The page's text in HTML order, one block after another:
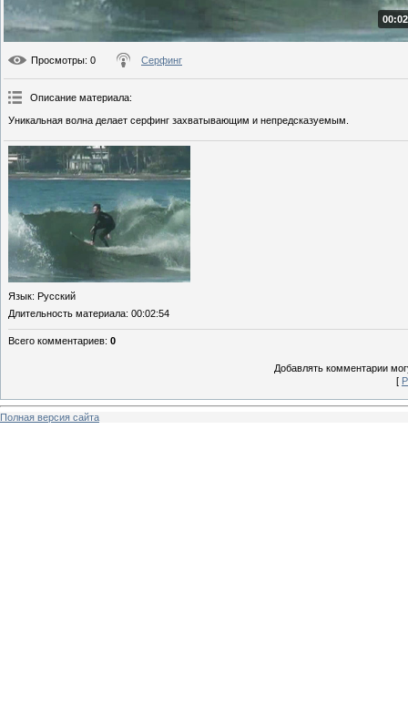
Просмотры: 0 Серфинг
Описание материала:
Уникальная волна делает серфинг захватывающим и непредсказуемым.
Язык: Русский
Длительность материала: 00:02:54
Всего комментариев: 0
Добавлять комментарии
[
Полная версия сайта